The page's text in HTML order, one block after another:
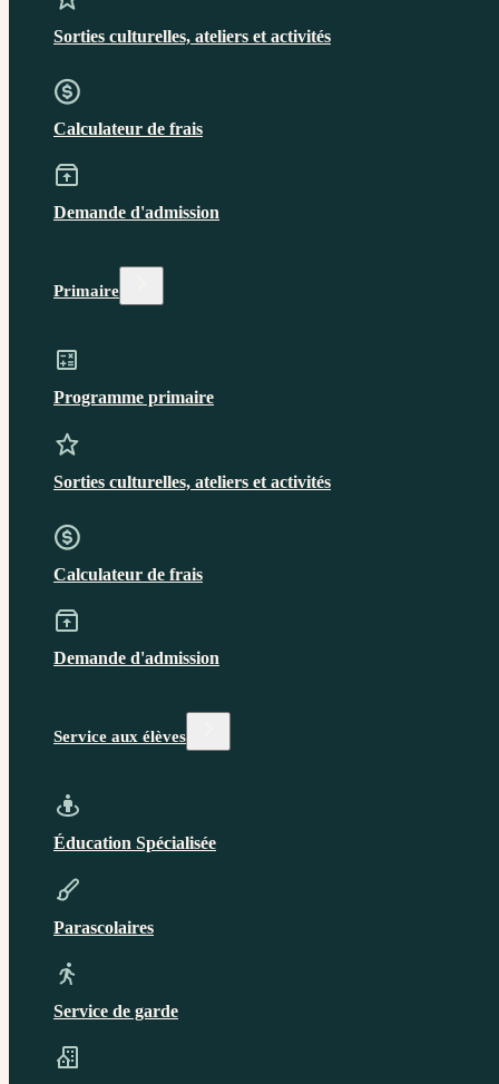
Sorties culturelles, ateliers et activités
Calculateur de frais
Demande d'admission
Primaire
Programme primaire
Sorties culturelles, ateliers et activités
Calculateur de frais
Demande d'admission
Service aux élèves
Éducation Spécialisée
Parascolaires
Service de garde